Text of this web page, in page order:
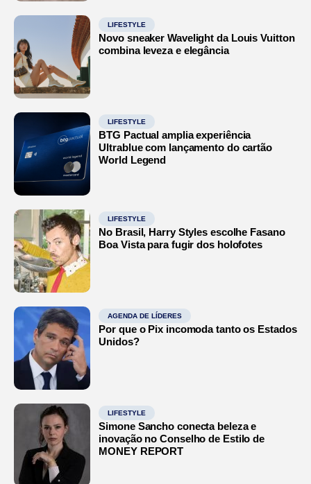
LIFESTYLE
Novo sneaker Wavelight da Louis Vuitton
combina leveza e elegância
LIFESTYLE
BTG Pactual amplia experiência
Ultrablue com lançamento do cartão
World Legend
LIFESTYLE
No Brasil, Harry Styles escolhe Fasano
Boa Vista para fugir dos holofotes
AGENDA DE LÍDERES
Por que o Pix incomoda tanto os Estados
Unidos?
LIFESTYLE
Simone Sancho conecta beleza e
inovação no Conselho de Estilo de
MONEY REPORT